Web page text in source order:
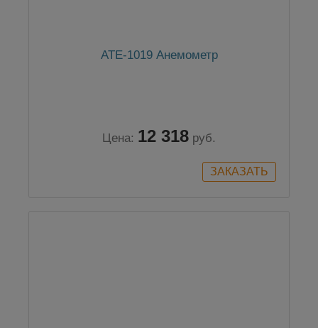
АТЕ-1019 Анемометр
Цена: 12 318 руб.